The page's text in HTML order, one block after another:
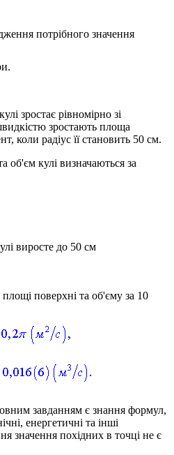
потрібного значення
зростає рівномірно зі
зростають площа
коли радіус її становить 50 см.
об'єм кулі визначаються за
виросте до 50 см
поверхні та об'єму за 10
завданням є знання формул,
енергетичні та інші
значення похідних в точці не є